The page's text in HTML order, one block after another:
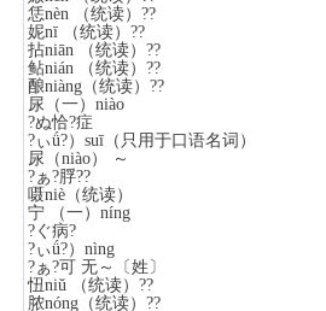
恁nèn （统读）??
妮nī （统读）??
拈niān （统读）??
鲇nián （统读）??
酿niàng（统读）??
尿（一）niào
?ぬ恰?症
?ぃǘ?）suī（只用于口语名词）
尿（niào） ～
?ぁ?脬??
嗫niè（统读）
宁 （一）níng
?ぐ病?
?ぃǘ?）nìng
?ぁ?可 无～〔姓〕
忸niǔ （统读）??
脓nóng（统读）??